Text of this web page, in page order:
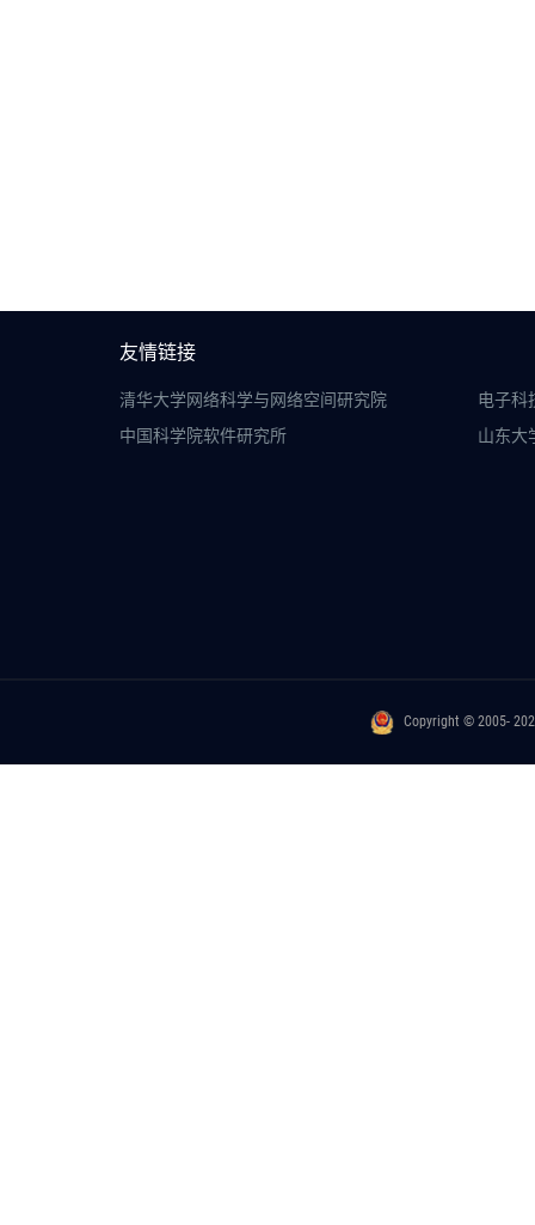
友情链接
清华大学网络科学与网络空间研究院
电子科
中国科学院软件研究所
山东大
Copyright © 2005-